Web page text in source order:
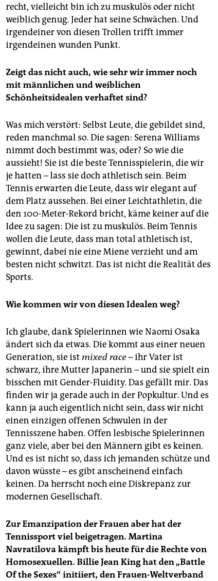
recht, vielleicht bin ich zu muskulös oder nicht
weiblich genug. Jeder hat seine Schwächen. Und
irgendeiner von diesen Trollen trifft immer
irgendeinen wunden Punkt.
Zeigt das nicht auch, wie sehr wir immer noch
mit männlichen und weiblichen
Schönheitsidealen verhaftet sind?
Was mich verstört: Selbst Leute, die gebildet sind,
reden manchmal so. Die sagen: Serena Williams
nimmt doch bestimmt was, oder? So wie die
aussieht! Sie ist die beste Tennisspielerin, die wir
je hatten – lass sie doch athletisch sein. Beim
Tennis erwarten die Leute, dass wir elegant auf
dem Platz aussehen. Bei einer Leichtathletin, die
den 100-Meter-Rekord bricht, käme keiner auf die
Idee zu sagen: Die ist zu muskulös. Beim Tennis
wollen die Leute, dass man total athletisch ist,
gewinnt, dabei nie eine Miene verzieht und am
besten nicht schwitzt. Das ist nicht die Realität des
Sports.
Wie kommen wir von diesen Idealen weg?
Ich glaube, dank Spielerinnen wie Nao­mi Osaka
ändert sich da etwas. Die kommt aus einer neuen
Generation, sie ist mixed race– ihr Vater ist
schwarz, ihre Mutter Japanerin – und sie spielt ein
bisschen mit Gender-­Flui­di­ty. Das gefällt mir. Das
finden wir ja gerade auch in der Popkultur. Und es
kann ja auch eigentlich nicht sein, dass wir nicht
einen einzigen offenen Schwulen in der
Tennisszene haben. Offen lesbische Spielerinnen
ganz viele, aber bei den Männern gibt es keinen.
Und es ist nicht so, dass ich jemanden schütze und
davon wüsste – es gibt anscheinend einfach
keinen. Da herrscht noch eine Diskrepanz zur
modernen Gesellschaft.
Zur Emanzipation der Frauen aber hat der
Tennissport viel beigetragen. Martina
Navratilova kämpft bis heute für die Rechte von
Homosexuellen. Billie Jean King hat den „Battle
Of the Sexes“ initiiert, den Frauen-Weltverband